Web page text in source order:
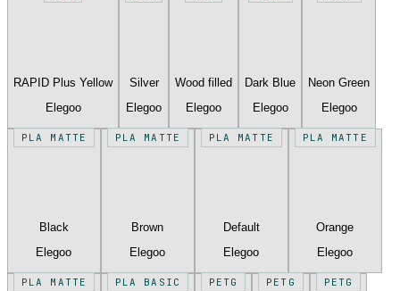
RAPID Plus Yellow
Elegoo
Silver
Elegoo
Wood filled
Elegoo
Dark Blue
Elegoo
Neon Green
Elegoo
PLA MATTE
Black
Elegoo
PLA MATTE
Brown
Elegoo
PLA MATTE
Default
Elegoo
PLA MATTE
Orange
Elegoo
PLA MATTE PLA BASIC PETG PETG PETG